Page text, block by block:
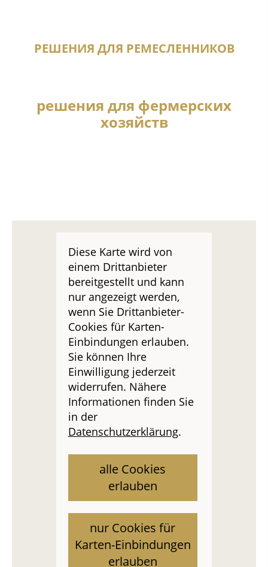
РЕШЕНИЯ ДЛЯ РЕМЕСЛЕННИКОВ
решения для фермерских
хозяйств
Diese Karte wird von
einem Drittanbieter
bereitgestellt und kann
nur angezeigt werden,
wenn Sie Drittanbieter-
Cookies für Karten-
Einbindungen erlauben.
Sie können Ihre
Einwilligung jederzeit
widerrufen. Nähere
Informationen finden Sie
in der
Datenschutzerklärung.
alle Cookies
erlauben
nur Cookies für
Karten-Einbindungen
erlauben